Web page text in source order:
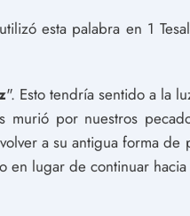
esta palabra en 1
". Esto tendría sentido a la
murió por nuestros
a su antigua forma de
en lugar de continuar